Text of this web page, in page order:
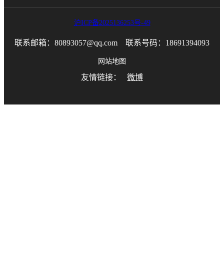
沪ICP备2025136253号-49
联系邮箱：80893057@qq.com 联系号码：18691394093
网站地图
友情链接： 微博